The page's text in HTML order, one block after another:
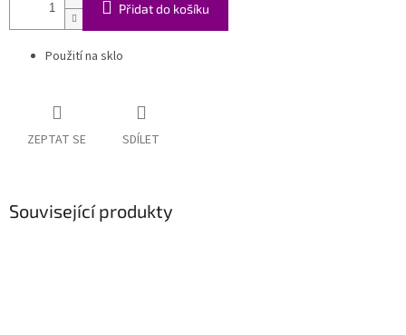
Přidat do košíku
Použití na sklo
ZEPTAT SE SDÍLET
Související produkty